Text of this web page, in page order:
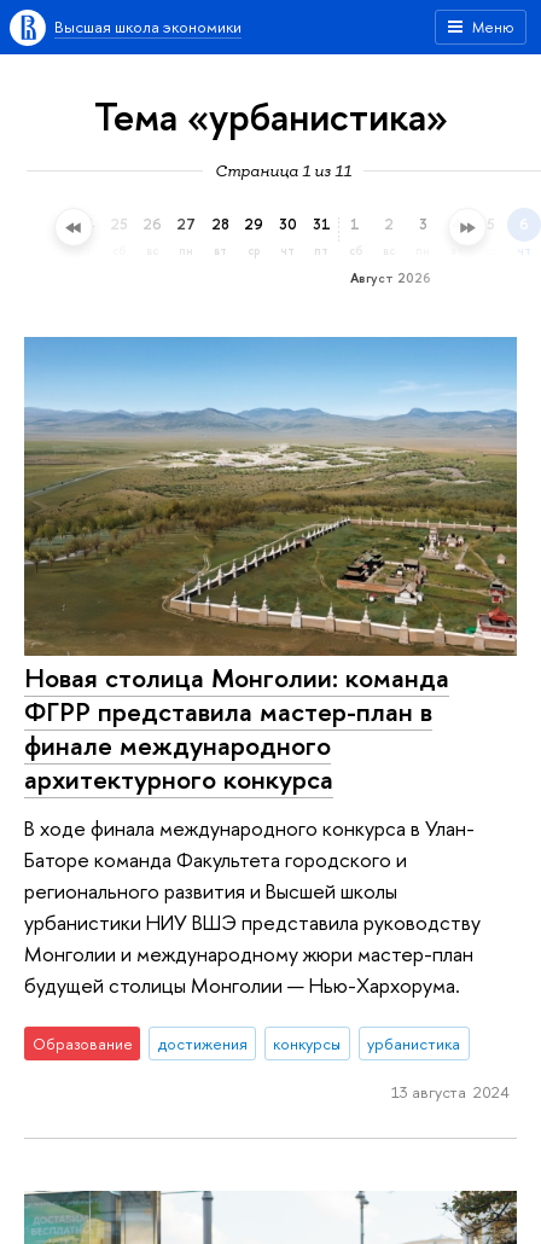
Меню
Высшая школа экономики
Тема «урбанистика»
Страница 1 из 11
24 25 26 27
пн
28
вт
29
ср
30
чт
31
пт
Август 2026
1
сб
2 3 4 5 6
чт
Новая столица Монголии: команда
ФГРР представила мастер-план в
финале международного
архитектурного конкурса
В ходе финала международного конкурса в Улан-
Баторе команда Факультета городского и
регионального развития и Высшей школы
урбанистики НИУ ВШЭ представила руководству
Монголии и международному жюри мастер-план
будущей столицы Монголии — Нью-Хархорума.
Образование достижения конкурсы урбанистика
13 августа 2024